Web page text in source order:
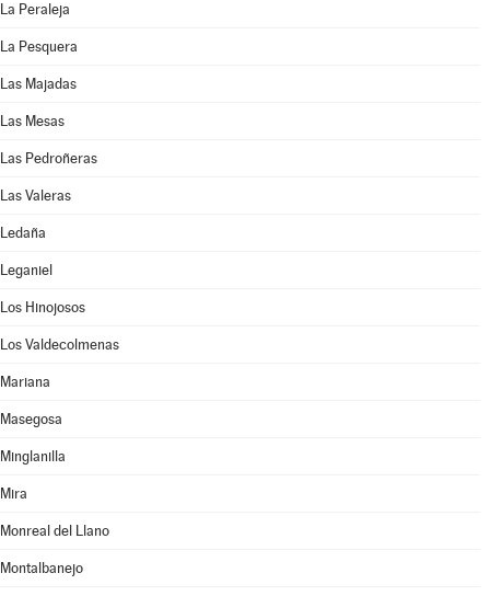
La Peraleja
La Pesquera
Las Majadas
Las Mesas
Las Pedroñeras
Las Valeras
Ledaña
Leganiel
Los Hinojosos
Los Valdecolmenas
Mariana
Masegosa
Minglanilla
Mira
Monreal del Llano
Montalbanejo